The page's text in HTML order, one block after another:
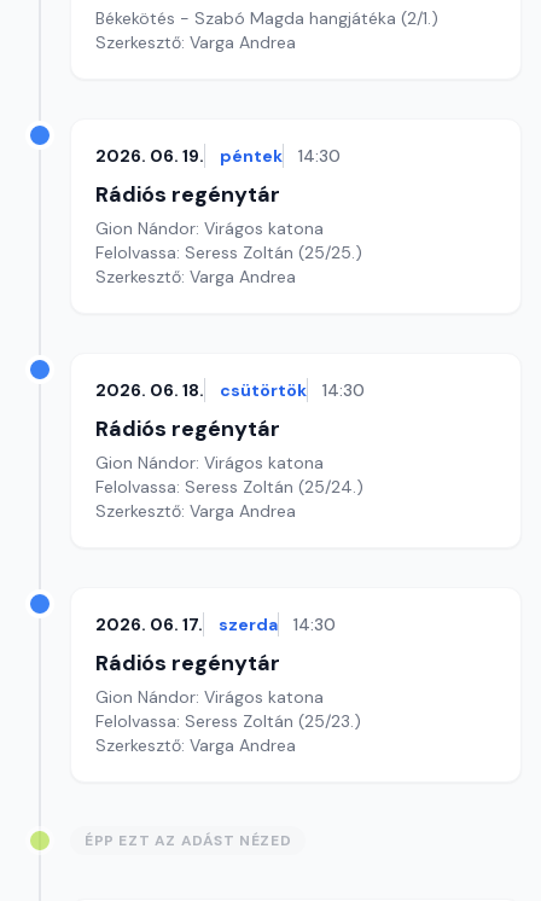
Békekötés - Szabó Magda hangjátéka (2/1.)
Szerkesztő: Varga Andrea
2026. 06. 19. péntek 14:30
Rádiós regénytár
Gion Nándor: Virágos katona
Felolvassa: Seress Zoltán (25/25.)
Szerkesztő: Varga Andrea
2026. 06. 18. csütörtök 14:30
Rádiós regénytár
Gion Nándor: Virágos katona
Felolvassa: Seress Zoltán (25/24.)
Szerkesztő: Varga Andrea
2026. 06. 17. szerda 14:30
Rádiós regénytár
Gion Nándor: Virágos katona
Felolvassa: Seress Zoltán (25/23.)
Szerkesztő: Varga Andrea
ÉPP EZT AZ ADÁST NÉZED